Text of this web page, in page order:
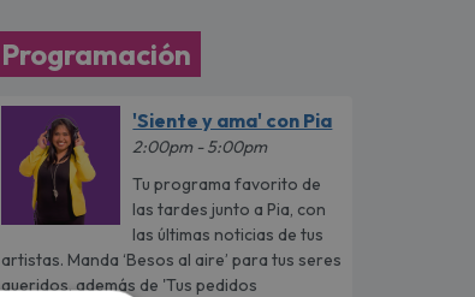
Programación
'Siente y ama' con Pia
2:00pm - 5:00pm
Tu programa favorito de
las tardes junto a Pia, con
las últimas noticias de tus
artistas. Manda ‘Besos al aire’ para tus seres
queridos, además de 'Tus pedidos